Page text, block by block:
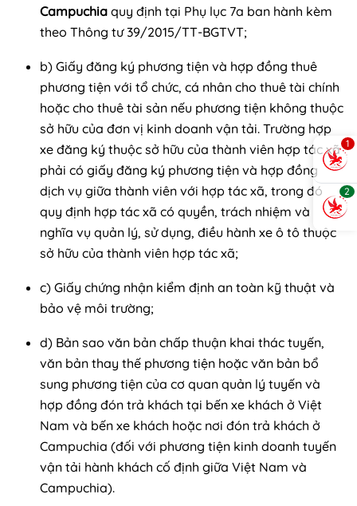
Campuchia quy định tại Phụ lục 7a ban hành kèm
theo Thông tư 39/2015/TT-BGTVT;
b) Giấy đăng ký phương tiện và hợp đồng thuê
phương tiện với tổ chức, cá nhân cho thuê tài chính
hoặc cho thuê tài sản nếu phương tiện không thuộc
sở hữu của đơn vị kinh doanh vận tải. Trường hợp
xe đăng ký thuộc sở hữu của thành viên hợp tác xã
phải có giấy đăng ký phương tiện và hợp đồng
dịch vụ giữa thành viên với hợp tác xã, trong đó
quy định hợp tác xã có quyền, trách nhiệm và
nghĩa vụ quản lý, sử dụng, điều hành xe ô tô thuộc
sở hữu của thành viên hợp tác xã;
c) Giấy chứng nhận kiểm định an toàn kỹ thuật và
bảo vệ môi trường;
d) Bản sao văn bản chấp thuận khai thác tuyến,
văn bản thay thế phương tiện hoặc văn bản bổ
sung phương tiện của cơ quan quản lý tuyến và
hợp đồng đón trả khách tại bến xe khách ở Việt
Nam và bến xe khách hoặc nơi đón trả khách ở
Campuchia (đối với phương tiện kinh doanh tuyến
vận tải hành khách cố định giữa Việt Nam và
Campuchia).
1
2